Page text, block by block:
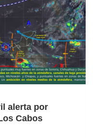
alerta por
Cabos